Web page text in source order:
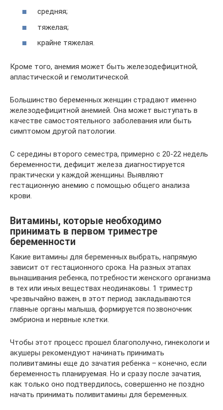
средняя;
тяжелая;
крайне тяжелая.
Кроме того, анемия может быть железодефицитной,
апластической и гемолитической.
Большинство беременных женщин страдают именно
железодефицитной анемией. Она может выступать в
качестве самостоятельного заболевания или быть
симптомом другой патологии.
С середины второго семестра, примерно с 20-22 недель
беременности, дефицит железа диагностируется
практически у каждой женщины. Выявляют
гестационную анемию с помощью общего анализа
крови.
Витамины, которые необходимо
принимать в первом триместре
беременности
Какие витамины для беременных выбрать, напрямую
зависит от гестационного срока. На разных этапах
вынашивания ребенка, потребности женского организма
в тех или иных веществах неодинаковы. 1 триместр
чрезвычайно важен, в этот период закладываются
главные органы малыша, формируется позвоночник
эмбриона и нервные клетки.
Чтобы этот процесс прошел благополучно, гинекологи и
акушеры рекомендуют начинать принимать
поливитамины еще до зачатия ребенка – конечно, если
беременность планируемая. Но и сразу после зачатия,
как только оно подтвердилось, совершенно не поздно
начать принимать поливитамины для беременных.